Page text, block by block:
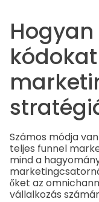
Számos módja
teljes funnel
mind a
őket az
vállalkozás